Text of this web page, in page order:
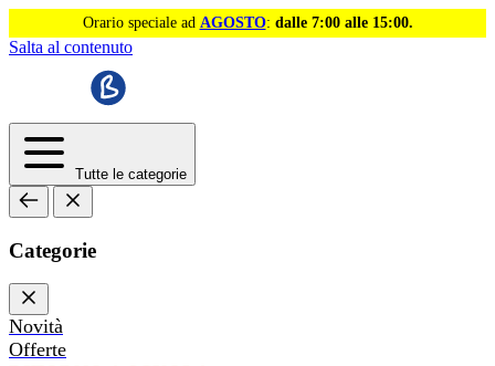
Orario speciale ad AGOSTO: dalle 7:00 alle 15:00.
Salta al contenuto
Tutte le categorie
Categorie
Novità
Offerte